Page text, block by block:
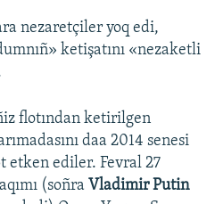
nezaretçiler yoq edi,
ketişatını «nezaketli
flotından ketirilgen
daa 2014 senesi
etken ediler. Fevral 27
(soñra Vladimir Putin